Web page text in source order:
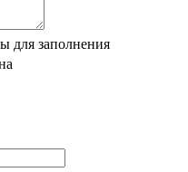
для заполнения